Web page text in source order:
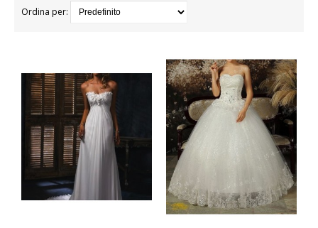
PARRUCCHE
DANZA
BAMBINA
BAMBINO
DONNA
UOMO
Ordina per: